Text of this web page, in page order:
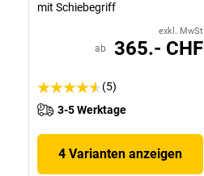
mit Schiebegriff
exkl. MwSt
ab 365.- CHF
(5)
3-5 Werktage
4 Varianten anzeigen